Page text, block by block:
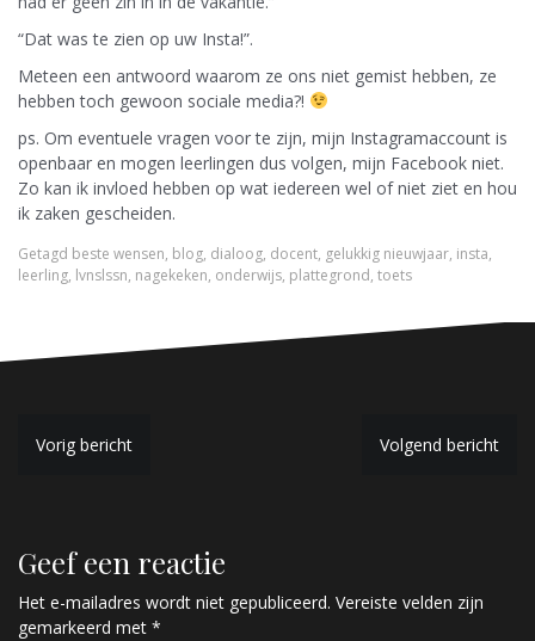
“Dat was te zien op uw Insta!”.
Meteen een antwoord waarom ze ons niet gemist hebben, ze
hebben toch gewoon sociale media?!
ps. Om eventuele vragen voor te zijn, mijn Instagramaccount is
openbaar en mogen leerlingen dus volgen, mijn Facebook niet.
Zo kan ik invloed hebben op wat iedereen wel of niet ziet en hou
ik zaken gescheiden.
Getagd beste wensen, blog, dialoog, docent, gelukkig nieuwjaar, insta,
leerling, lvnslssn, nagekeken, onderwijs, plattegrond, toets
B
i
c
Vorig bericht Volgend bericht
Geef een reactie
Het e-mailadres wordt niet gepubliceerd. Vereiste velden zijn
gemarkeerd met *